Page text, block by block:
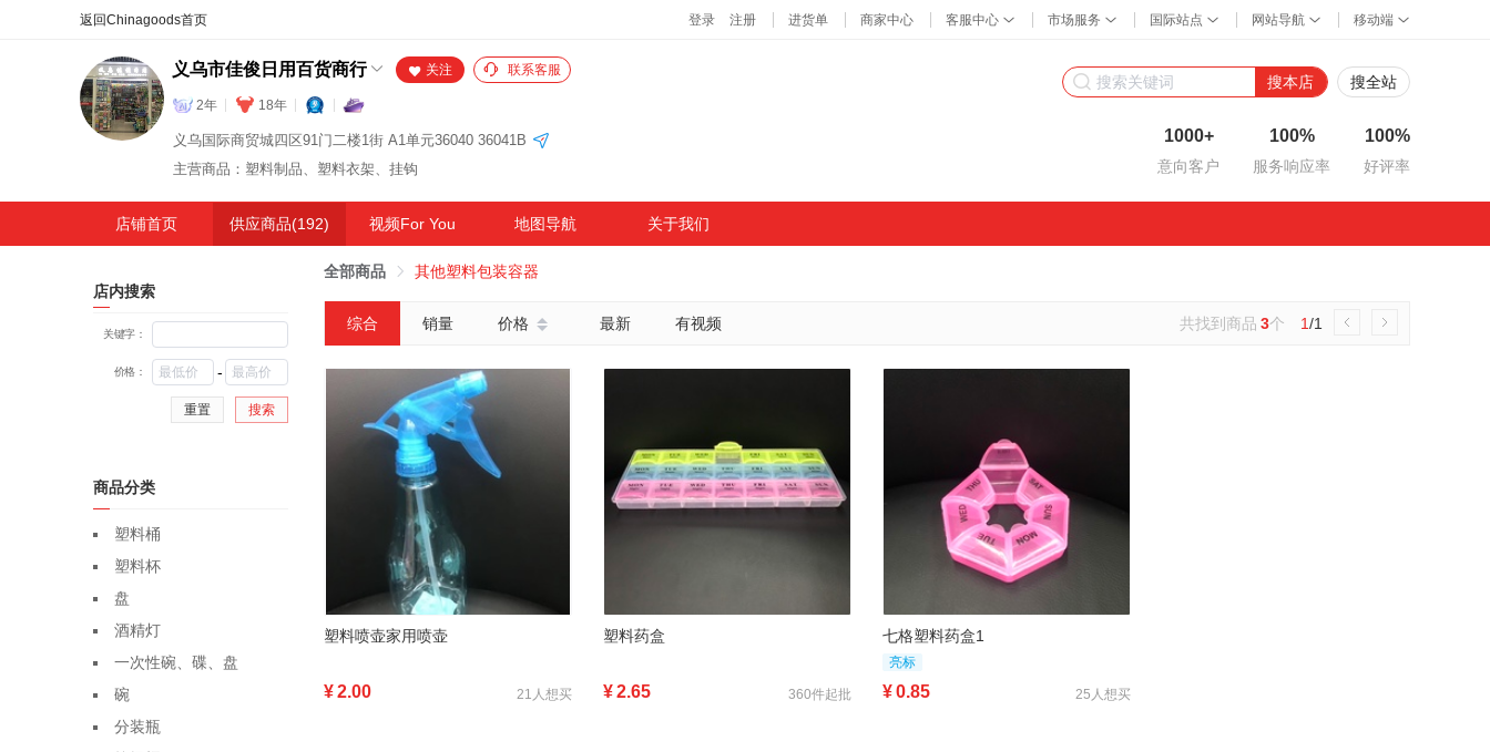
义乌市佳俊日用百货商行
2年 18年
关注 联系客服
义乌国际商贸城四区91门二楼1街 A1单元36040 36041B
主营商品：塑料制品、塑料衣架、挂钩
搜本店 搜全站
1000+
意向客户
100%
服务响应率
100%
好评率
店铺首页 供应商品(192) 视频For You 地图导航 关于我们
店内搜索
关键字：
价格： -
重置 搜索
商品分类
塑料桶
塑料杯
盘
酒精灯
一次性碗、碟、盘
碗
分装瓶
全部商品 其他塑料包装容器
综合 销量 价格 最新 有视频 共找到商品 3个 1/1
塑料喷壶家用喷壶
¥2.00 21人想买
塑料药盒
¥2.65 360件起批
七格塑料药盒1
亮标
¥0.85 25人想买